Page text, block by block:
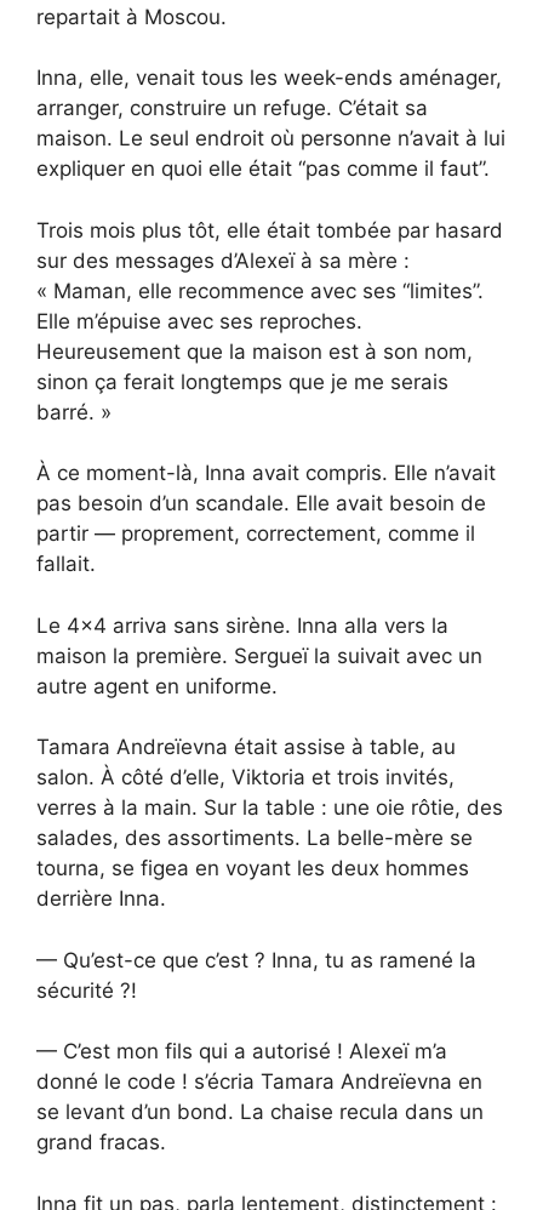
repartait à Moscou.
Inna, elle, venait tous les week-ends aménager,
arranger, construire un refuge. C’était sa
maison. Le seul endroit où personne n’avait à lui
expliquer en quoi elle était “pas comme il faut”.
Trois mois plus tôt, elle était tombée par hasard
sur des messages d’Alexeï à sa mère :
« Maman, elle recommence avec ses “limites”.
Elle m’épuise avec ses reproches.
Heureusement que la maison est à son nom,
sinon ça ferait longtemps que je me serais
barré. »
À ce moment-là, Inna avait compris. Elle n’avait
pas besoin d’un scandale. Elle avait besoin de
partir — proprement, correctement, comme il
fallait.
Le 4×4 arriva sans sirène. Inna alla vers la
maison la première. Sergueï la suivait avec un
autre agent en uniforme.
Tamara Andreïevna était assise à table, au
salon. À côté d’elle, Viktoria et trois invités,
verres à la main. Sur la table : une oie rôtie, des
salades, des assortiments. La belle-mère se
tourna, se figea en voyant les deux hommes
derrière Inna.
— Qu’est-ce que c’est ? Inna, tu as ramené la
sécurité ?!
— C’est mon fils qui a autorisé ! Alexeï m’a
donné le code ! s’écria Tamara Andreïevna en
se levant d’un bond. La chaise recula dans un
grand fracas.
Inna fit un pas, parla lentement, distinctement :